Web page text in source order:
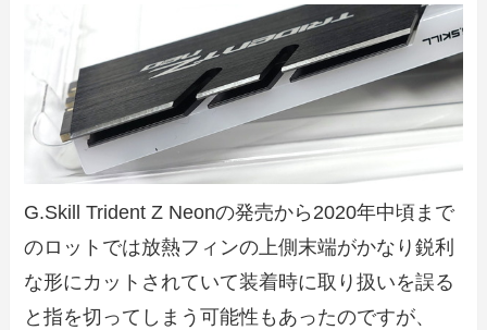
G.Skill Trident Z Neonの発売から2020年中頃まで
のロットでは放熱フィンの上側末端がかなり鋭利
な形にカットされていて装着時に取り扱いを誤る
と指を切ってしまう可能性もあったのですが、